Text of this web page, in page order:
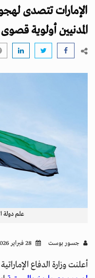
g
a
n
الإمارات تتصدى
المدنيين أولوية قصوى
علم دولة
جسور بوست
أعلنت وزارة الدفاع